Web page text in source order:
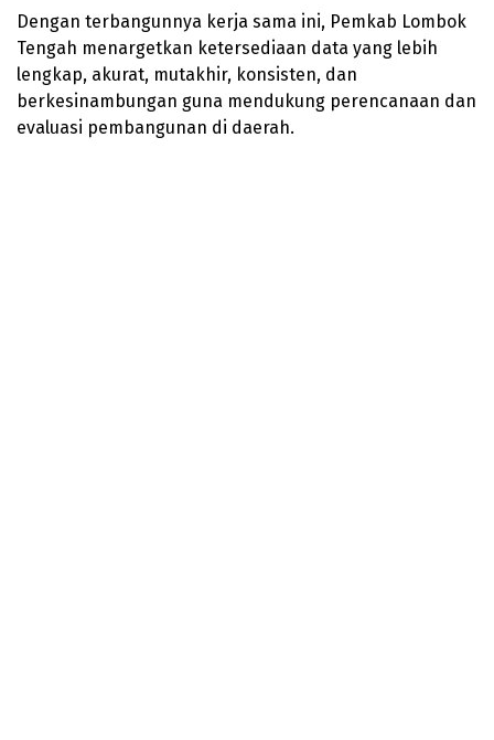
Dengan terbangunnya kerja sama ini, Pemkab Lombok
Tengah menargetkan ketersediaan data yang lebih
lengkap, akurat, mutakhir, konsisten, dan
berkesinambungan guna mendukung perencanaan dan
evaluasi pembangunan di daerah.